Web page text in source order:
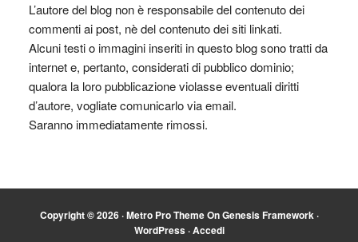
L’autore del blog non è responsabile del contenuto dei
commenti ai post, nè del contenuto dei siti linkati.
Alcuni testi o immagini inseriti in questo blog sono tratti da
internet e, pertanto, considerati di pubblico dominio;
qualora la loro pubblicazione violasse eventuali diritti
d’autore, vogliate comunicarlo via email.
Saranno immediatamente rimossi.
Copyright © 2026 ·Metro Pro ThemeOnGenesis Framework·
WordPress·Accedi